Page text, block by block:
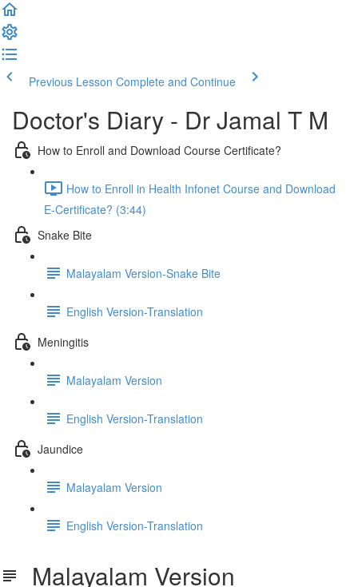
Previous Lesson Complete and Continue
Doctor's Diary - Dr Jamal T M
How to Enroll and Download Course Certificate?
How to Enroll in Health Infonet Course and Download
E-Certificate? (3:44)
Snake Bite
Malayalam Version-Snake Bite
English Version-Translation
Meningitis
Malayalam Version
English Version-Translation
Jaundice
Malayalam Version
English Version-Translation
Malayalam Version